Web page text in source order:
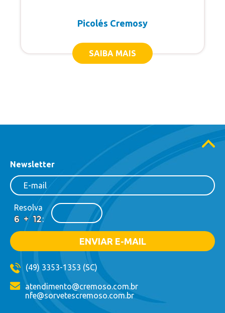
Picolés Cremosy
SAIBA MAIS
Newsletter
Resolva
:
(49) 3353-1353 (SC)
atendimento@cremoso.com.br
nfe@sorvetescremoso.com.br